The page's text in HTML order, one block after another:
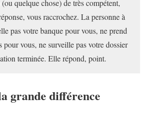
quelque chose) de très compétent,
vous raccrochez. La personne à
pas votre banque pour vous, ne prend
pour vous, ne surveille pas votre dossier
terminée. Elle répond, point.
grande différence